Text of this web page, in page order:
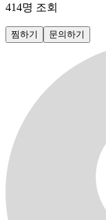
414명 조회
찜하기 문의하기